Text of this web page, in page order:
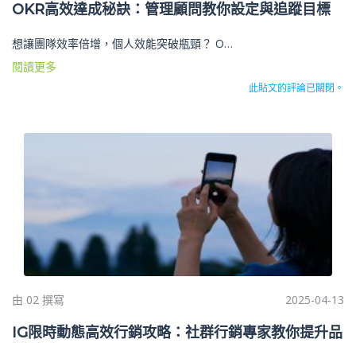
OKR高效達成秘訣：管理顧問教你設定與追蹤目標
想讓團隊效率倍增，個人效能突破瓶頸？ O…
閱讀更多
此貼文的評論已關閉。
由 02 撰寫 2025-04-13
IG限時動態高效行銷攻略：社群行銷專家教你提升品